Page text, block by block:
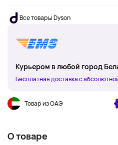
Все товары Dyson
Курьером в любой город
Бесплатная доставка с
Товар из ОАЭ
О товаре